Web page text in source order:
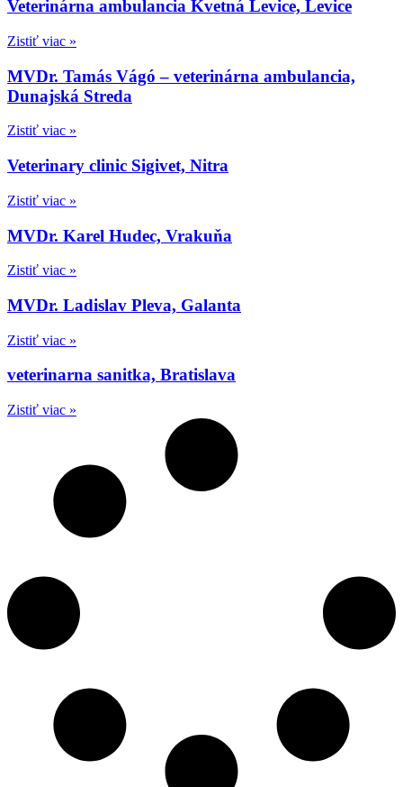
Veterinárna ambulancia Kvetná Levice, Levice
Zistiť viac »
MVDr. Tamás Vágó – veterinárna ambulancia,
Dunajská Streda
Zistiť viac »
Veterinary clinic Sigivet, Nitra
Zistiť viac »
MVDr. Karel Hudec, Vrakuňa
Zistiť viac »
MVDr. Ladislav Pleva, Galanta
Zistiť viac »
veterinarna sanitka, Bratislava
Zistiť viac »